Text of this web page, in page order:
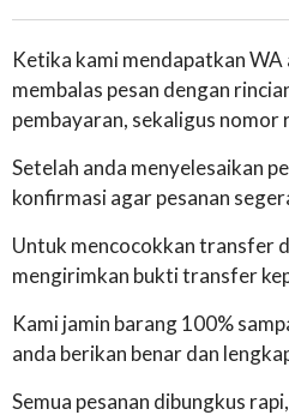
Ketika kami mendapatkan WA
membalas pesan dengan
pembayaran, sekaligus nomor
Setelah anda menyelesaikan
konfirmasi agar pesanan
Untuk mencocokkan transfer
mengirimkan bukti transfer
Kami jamin barang 100%
anda berikan benar dan
Semua pesanan dibungkus rapi,